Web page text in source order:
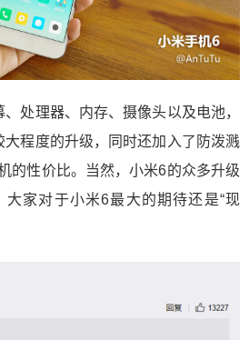
处理器、内存、摄像头以及电池，
程度的升级，同时还加入了防泼溅
的性价比。当然，小米6的众多升级
家对于小米6最大的期待还是“现